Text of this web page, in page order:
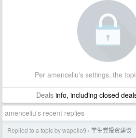
Per amenceliu's settings, the
Dealsinfo, including closed
amenceliu's recent replies
Replied to a topic by wapollo9 › 学生党投资建议